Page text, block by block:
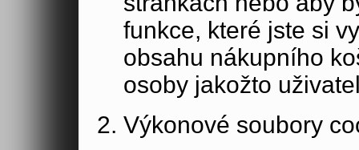
funkce, které jste si
obsahu nákupního
osoby jakožto
Výkonové soubory